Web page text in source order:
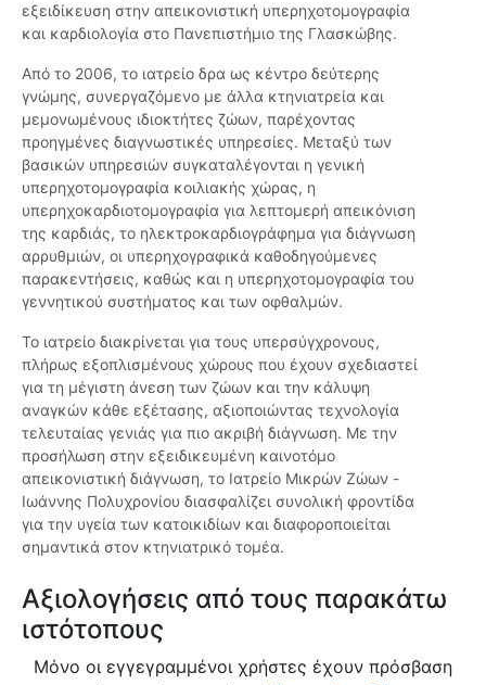
εξειδίκευση στην απεικονιστική υπερηχοτομογραφία
και καρδιολογία στο Πανεπιστήμιο της Γλασκώβης.
Από το 2006, το ιατρείο δρα ως κέντρο δεύτερης
γνώμης, συνεργαζόμενο με άλλα κτηνιατρεία και
μεμονωμένους ιδιοκτήτες ζώων, παρέχοντας
προηγμένες διαγνωστικές υπηρεσίες. Μεταξύ των
βασικών υπηρεσιών συγκαταλέγονται η γενική
υπερηχοτομογραφία κοιλιακής χώρας, η
υπερηχοκαρδιοτομογραφία για λεπτομερή απεικόνιση
της καρδιάς, το ηλεκτροκαρδιογράφημα για διάγνωση
αρρυθμιών, οι υπερηχογραφικά καθοδηγούμενες
παρακεντήσεις, καθώς και η υπερηχοτομογραφία του
γεννητικού συστήματος και των οφθαλμών.
Το ιατρείο διακρίνεται για τους υπερσύγχρονους,
πλήρως εξοπλισμένους χώρους που έχουν σχεδιαστεί
για τη μέγιστη άνεση των ζώων και την κάλυψη
αναγκών κάθε εξέτασης, αξιοποιώντας τεχνολογία
τελευταίας γενιάς για πιο ακριβή διάγνωση. Με την
προσήλωση στην εξειδικευμένη καινοτόμο
απεικονιστική διάγνωση, το Ιατρείο Μικρών Ζώων -
Ιωάννης Πολυχρονίου διασφαλίζει συνολική φροντίδα
για την υγεία των κατοικιδίων και διαφοροποιείται
σημαντικά στον κτηνιατρικό τομέα.
Αξιολογήσεις από τους παρακάτω
ιστότοπους
Μόνο οι εγγεγραμμένοι χρήστες έχουν πρόσβαση